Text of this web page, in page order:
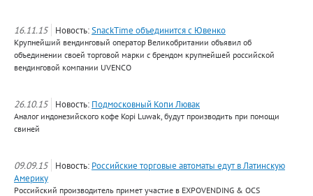
16.11.15 Новость:SnackTime объединится с Ювенко
Крупнейший вендинговый оператор Великобритании объявил об
объединении своей торговой марки с брендом крупнейшей российской
вендинговой компании UVENCO
26.10.15 Новость: Подмосковный Копи Лювак
Аналог индонезийского кофе Kopi Luwak, будут производить при помощи
свиней
09.09.15 Новость: Российские торговые автоматы едут в Латинскую
Америку
Российский производитель примет участие в EXPOVENDING & OCS